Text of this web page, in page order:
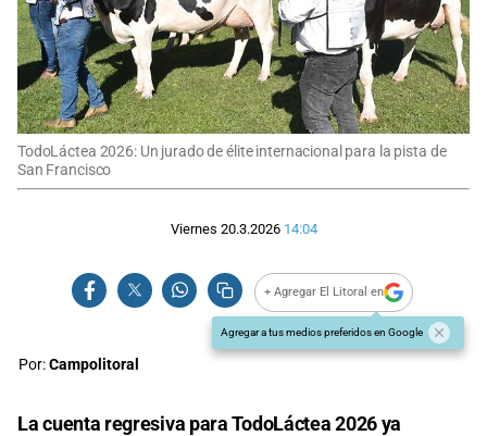
TodoLáctea 2026: Un jurado de élite internacional para la pista de
San Francisco
Viernes 20.3.2026 14:04
+ Agregar El Litoral en
Agregar a tus medios preferidos en Google
Por:Campolitoral
La cuenta regresiva para TodoLáctea 2026 ya